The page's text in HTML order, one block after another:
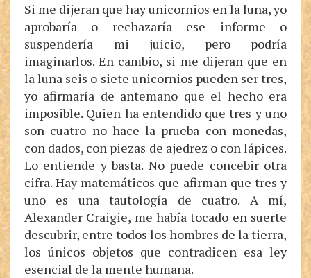
Si me dijeran que hay unicornios en la luna, yo
aprobaría o rechazaría ese informe o
suspendería mi juicio, pero podría
imaginarlos. En cambio, si me dijeran que en
la luna seis o siete unicornios pueden ser tres,
yo afirmaría de antemano que el hecho era
imposible. Quien ha entendido que tres y uno
son cuatro no hace la prueba con monedas,
con dados, con piezas de ajedrez o con lápices.
Lo entiende y basta. No puede concebir otra
cifra. Hay matemáticos que afirman que tres y
uno es una tautología de cuatro. A mí,
Alexander Craigie, me había tocado en suerte
descubrir, entre todos los hombres de la tierra,
los únicos objetos que contradicen esa ley
esencial de la mente humana.